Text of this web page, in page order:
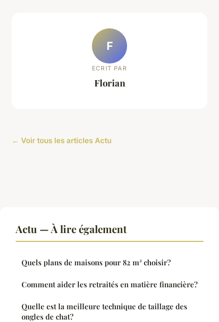
F
ECRIT PAR
Florian
← Voir tous les articles Actu
Actu — À lire également
Quels plans de maisons pour 82 m² choisir?
Comment aider les retraités en matière financière?
Quelle est la meilleure technique de taillage des
ongles de chat?